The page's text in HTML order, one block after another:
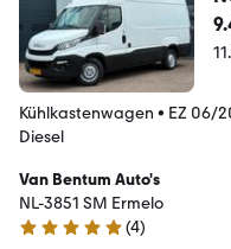
Kühlkastenwagen • EZ 06/
Diesel
Van Bentum Auto's
NL-3851 SM Ermelo
5 Sterne
(4)